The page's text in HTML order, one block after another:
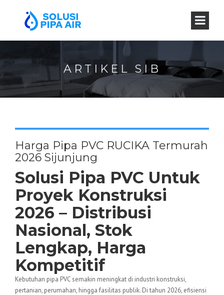
ARTIKEL SIB
Harga Pipa PVC RUCIKA Termurah
2026 Sijunjung
Solusi Pipa PVC Untuk
Proyek Konstruksi
2026 – Distribusi
Nasional, Stok
Lengkap, Harga
Kompetitif
Kebutuhan pipa PVC semakin meningkat di industri konstruksi,
pertanian, perumahan, hingga fasilitas publik. Di tahun 2026, efisiensi